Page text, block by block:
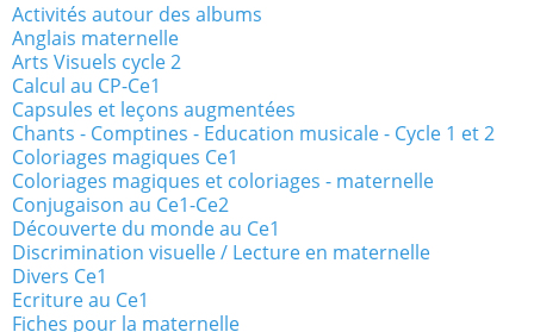
Activités autour des albums
Anglais maternelle
Arts Visuels cycle 2
Calcul au CP-Ce1
Capsules et leçons augmentées
Chants - Comptines - Education musicale - Cycle 1 et 2
Coloriages magiques Ce1
Coloriages magiques et coloriages - maternelle
Conjugaison au Ce1-Ce2
Découverte du monde au Ce1
Discrimination visuelle / Lecture en maternelle
Divers Ce1
Ecriture au Ce1
Fiches pour la maternelle